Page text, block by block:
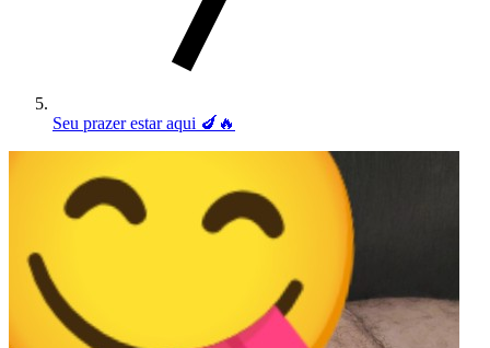
Seu prazer estar aqui 🍆🔥